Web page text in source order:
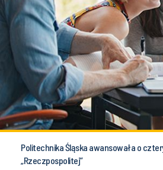
Politechnika Śląska awansowała o
„Rzeczpospolitej”